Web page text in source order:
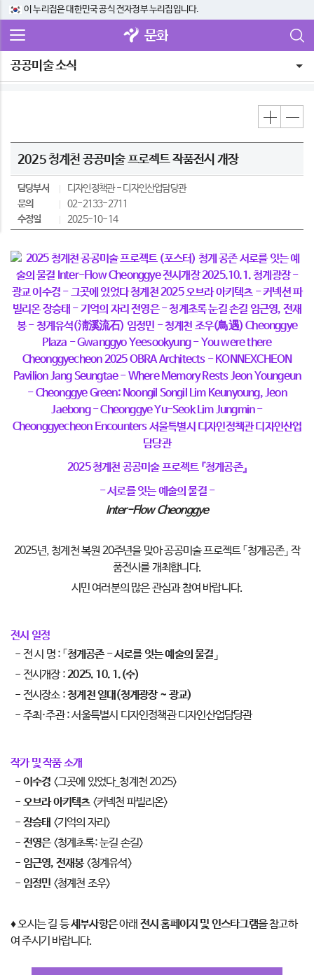
이 누리집은 대한민국 공식 전자정부 누리집입니다.
문화
공공미술 소식
2025 청계천 공공미술 프로젝트 작품전시 개장
담당부서 디자인정책관
디자인산업담당관
문의
02-2133-2711
수정일
2025-10-14
2025 청계천 공공미술 프로젝트 『청계공존』
- 서로를 잇는 예술의 물결 -
Inter-Flow Cheonggye
2025년, 청계천 복원 20주년을 맞아 공공미술 프로젝트 「청계공존」 작
품전시를 개최합니다.
시민 여러분의 많은 관심과 참여 바랍니다.
전시 일정
- 전 시 명 : 「청계공존 - 서로를 잇는 예술의 물결 」
- 전시개장 :2025. 10. 1.(수)
- 전시장소 :청계천 일대(청계광장 ~ 광교)
- 주최·주관 : 서울특별시 디자인정책관 디자인산업담당관
작가 및 작품 소개
- 이수경 <그곳에 있었다_청계천 2025>
- 오브라 아키텍츠<커넥천 파빌리온>
- 장승태 <기억의 자리>
- 전영은<청계초록: 눈길 손길>
- 임근영, 전재봉<청계유석>
- 임정민 <청계천 조우>
♦ 오시는 길 등세부사항은아래 전시 홈페이지 및인스타그램을 참고하
여 주시기 바랍니다.